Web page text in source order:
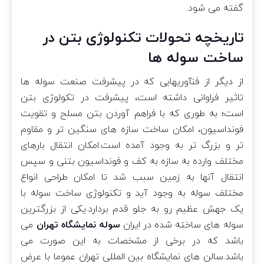
گفته می شود.
تاریخچه تحولات تکنولوژی بتن در
ساخت سوله ها
از دیگر از فنآوریهایی که در پیشرفت صنعت سوله ها
تاثیر فراوانی داشته است، پیشرفت در تکولوژی بتن
است؛ به طوری که با فراهم آوردن بتن مسلح و تقویت
فونداسیون، امکان ساخت سازه های سنگین تر و مقاوم
تر و بزرگ تر به وجود آمده است.امکان انتقال بارهای
مختلف وارده به سازه به کف و فونداسیون بتنی و سپس
انتقال آنها به زمین سبب شد تا امکان طراحی انواع
مختلف سوله به وجود آید و تکنولوژی ساخت سوله با
یک جهش عظیم رو به جلو قدم بردارد.یکی از بزرگترین
سوله های ساخته شده در ایران سوله نمایشگاه تهران می
باشد که در برخی از مشخصات به این صورت می
باشد.سالن های نمایشگاه بین المللی تهران عموما با عرض